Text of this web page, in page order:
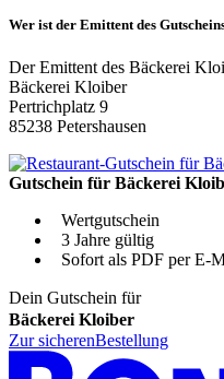
Wer ist der Emittent des
Der Emittent des Bäckerei
Bäckerei Kloiber
Pertrichplatz 9
85238 Petershausen
Gutschein für Bäckerei
Wertgutschein
3 Jahre gültig
Sofort als PDF per E-
Dein Gutschein für
Bäckerei Kloiber
Zur sicherenBestellung